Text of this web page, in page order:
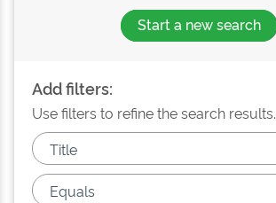
Start a new search
Add filters:
Use filters to refine the search results.